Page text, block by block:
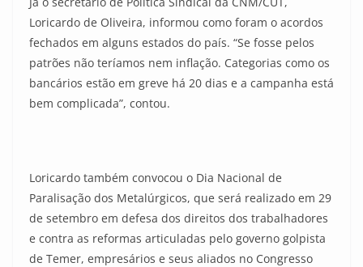
Loricardo de Oliveira, informou como foram o acordos
fechados em alguns estados do país. “Se fosse pelos
patrões não teríamos nem inflação. Categorias como os
bancários estão em greve há 20 dias e a campanha está
bem complicada”, contou.
Loricardo também convocou o Dia Nacional de
Paralisação dos Metalúrgicos, que será realizado em 29
de setembro em defesa dos direitos dos trabalhadores
e contra as reformas articuladas pelo governo golpista
de Temer, empresários e seus aliados no Congresso